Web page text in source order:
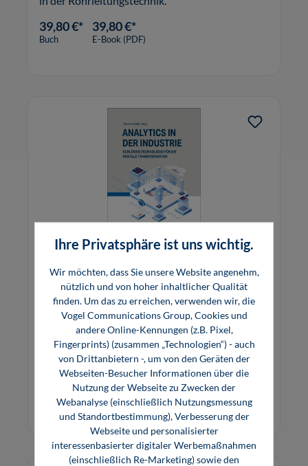
39,80 €*
Buch
39,80 €*
E-Book (PDF)
Analytics in der Industrie
In diesem Buch erfahren Sie, wie Analytics in der
Industrie funktioniert und wie Sie konkret an
Anwendungsfälle herangehen können.
29,80 €*
E-Book (PDF)
Ihre Privatsphäre ist uns wichtig.
Wir möchten, dass Sie unsere Website angenehm,
nützlich und von hoher inhaltlicher Qualität
finden. Um das zu erreichen, verwenden wir, die
Vogel Communications Group, Cookies und
andere Online-Kennungen (z.B. Pixel,
Fingerprints) (zusammen „Technologien“) - auch
von Drittanbietern -, um von den Geräten der
Webseiten-Besucher Informationen über die
Nutzung der Webseite zu Zwecken der
Webanalyse (einschließlich Nutzungsmessung
und Standortbestimmung), Verbesserung der
Webseite und personalisierter
interessenbasierter digitaler Werbemaßnahmen
(einschließlich Re-Marketing) sowie den